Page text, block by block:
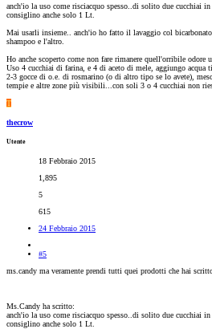
anch'io la uso come risciacquo spesso..di solito due cucchiai
consiglino anche solo 1 Lt.
Mai usarli insieme.. anch'io ho fatto il lavaggio col
shampoo e l'altro.
Ho anche scoperto come non fare rimanere quell'orribile odore
Uso 4 cucchiai di farina, e 4 di aceto di mele, aggiungo acqua
2-3 gocce di o.e. di rosmarino (o di altro tipo se lo avete),
tempie e altre zone più visibili...con soli 3 o 4 cucchiai non
T
thecrow
Utente
18 Febbraio 2015
1,895
5
615
24 Febbraio 2015
#5
ms.candy ma veramente prendi tutti quei prodotti che hai
Ms.Candy ha scritto:
anch'io la uso come risciacquo spesso..di solito due cucchiai
consiglino anche solo 1 Lt.